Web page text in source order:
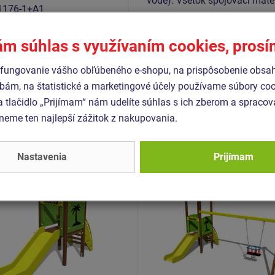
1+A1
Podobnýtovar
4U102KW - hnedá UNIVERSAL 4U159KW -
súhlas s využívaním cookies,
vášho obľúbeného e-shopu, na prispôsobenie
na štatistické a marketingové účely používame súbory
tlačidlo „Prijímam“ nám udelíte súhlas s ich zberom a
ten najlepší zážitok z nakupovania.
Nastavenia Prijímam